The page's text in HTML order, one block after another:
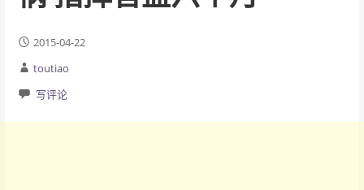
2015-04-22
toutiao
写评论